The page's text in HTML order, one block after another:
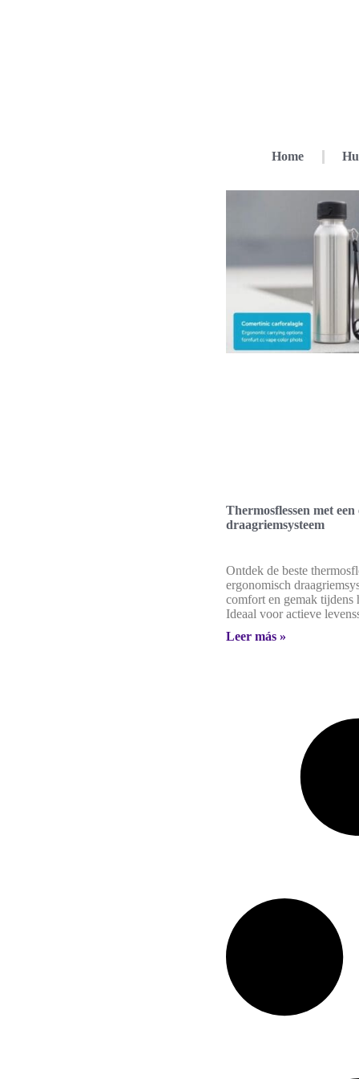
Home
Thermosflessen met
draagriemsysteem
Ontdek de beste
ergonomisch
comfort en gemak tijdens
Ideaal voor actieve
Leer más »